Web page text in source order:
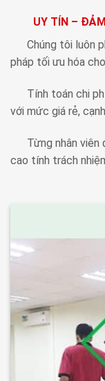
UY TÍN –
Chúng tôi luôn
pháp tối ưu hóa
Tính toán chi
với mức giá rẻ,
Từng nhân
cao tính trách